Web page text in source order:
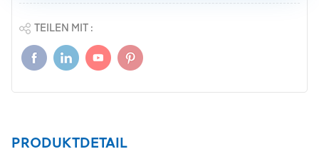
TEILEN MIT :
PRODUKTDETAIL